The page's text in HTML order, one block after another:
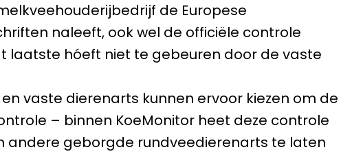
de Europese
naleeft, ook wel de officiële controle
laatste hóeft niet te gebeuren door de vaste
vaste dierenarts kunnen ervoor kiezen om de
– binnen KoeMonitor heet deze controle
andere geborgde rundveedierenarts te laten